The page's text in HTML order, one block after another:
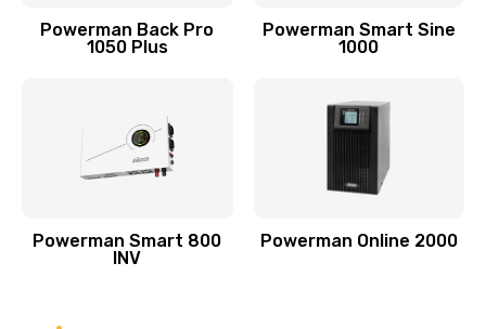
Powerman Back Pro
1050 Plus
Powerman Smart Sine
1000
Powerman Smart 800
INV
Powerman Online 2000